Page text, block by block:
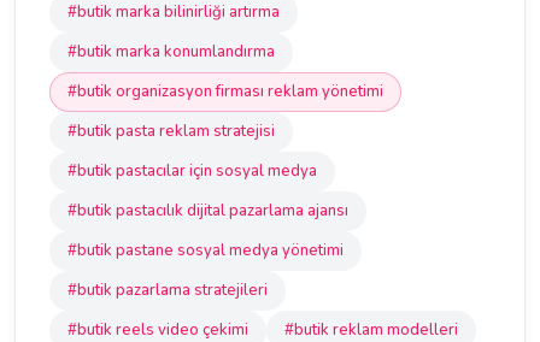
#butik marka bilinirliği artırma
#butik marka konumlandırma
#butik organizasyon firması reklam yönetimi
#butik pasta reklam stratejisi
#butik pastacılar için sosyal medya
#butik pastacılık dijital pazarlama ajansı
#butik pastane sosyal medya yönetimi
#butik pazarlama stratejileri
#butik reels video çekimi
#butik reklam modelleri